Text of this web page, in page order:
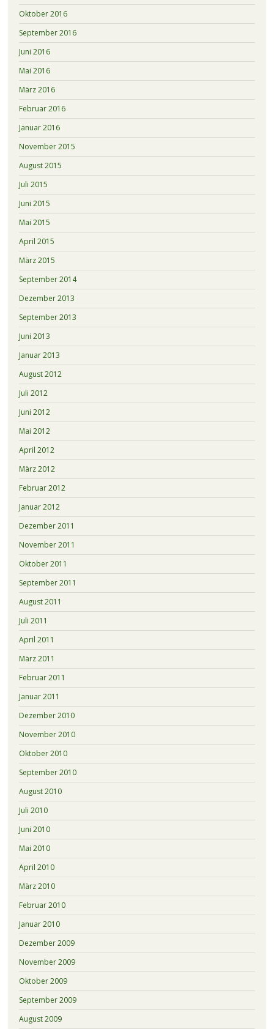
Oktober 2016
September 2016
Juni 2016
Mai 2016
März 2016
Februar 2016
Januar 2016
November 2015
August 2015
Juli 2015
Juni 2015
Mai 2015
April 2015
März 2015
September 2014
Dezember 2013
September 2013
Juni 2013
Januar 2013
August 2012
Juli 2012
Juni 2012
Mai 2012
April 2012
März 2012
Februar 2012
Januar 2012
Dezember 2011
November 2011
Oktober 2011
September 2011
August 2011
Juli 2011
April 2011
März 2011
Februar 2011
Januar 2011
Dezember 2010
November 2010
Oktober 2010
September 2010
August 2010
Juli 2010
Juni 2010
Mai 2010
April 2010
März 2010
Februar 2010
Januar 2010
Dezember 2009
November 2009
Oktober 2009
September 2009
August 2009